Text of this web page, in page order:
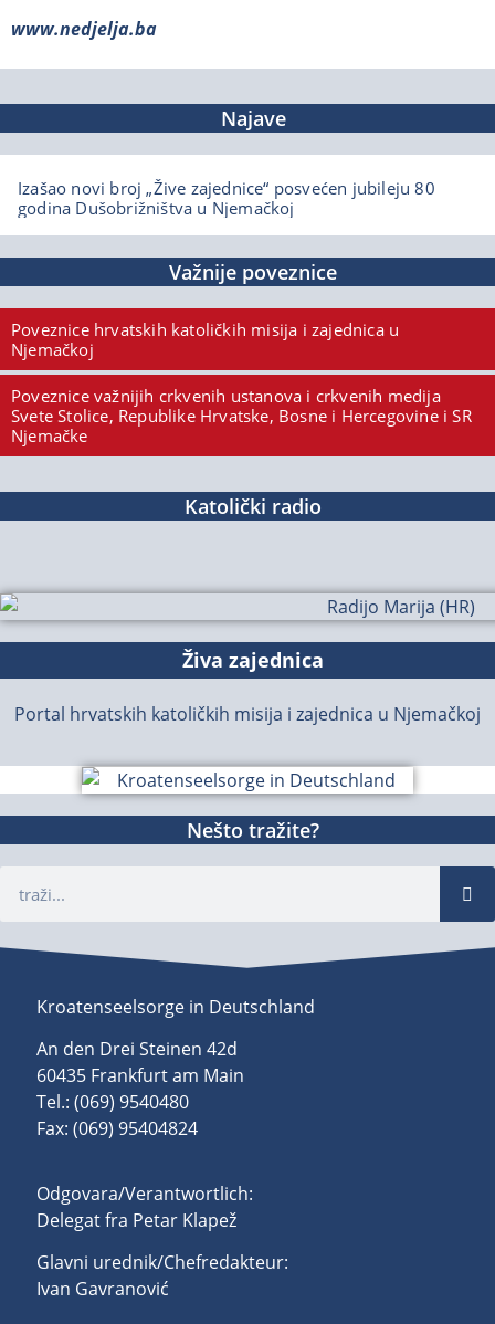
www.nedjelja.ba
Najave
Izašao novi broj „Žive zajednice“ posvećen jubileju 80
godina Dušobrižništva u Njemačkoj
Važnije poveznice
Poveznice hrvatskih katoličkih misija i zajednica u
Njemačkoj
Poveznice važnijih crkvenih ustanova i crkvenih medija
Svete Stolice, Republike Hrvatske, Bosne i Hercegovine i SR
Njemačke
Katolički radio
Živa zajednica
Portal hrvatskih katoličkih misija i zajednica u Njemačkoj
Nešto tražite?
Kroatenseelsorge in Deutschland
An den Drei Steinen 42d
60435 Frankfurt am Main
Tel.: (069) 9540480
Fax: (069) 95404824
Odgovara/Verantwortlich:
Delegat fra Petar Klapež
Glavni urednik/Chefredakteur:
Ivan Gavranović